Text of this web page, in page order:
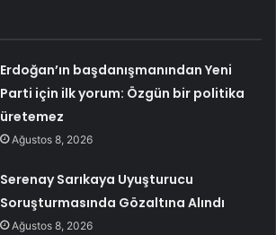
Erdoğan’ın başdanışmanından Yeni
Parti için ilk yorum: Özgün bir politika
üretemez
Ağustos 8, 2026
Serenay Sarıkaya Uyuşturucu
Soruşturmasında Gözaltına Alındı
Ağustos 8, 2026